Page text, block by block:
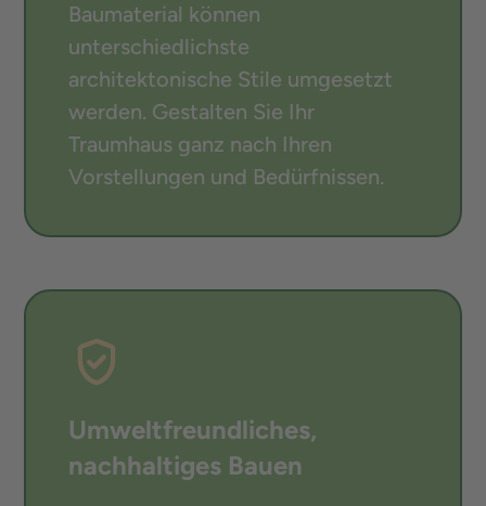
Baumaterial können
unterschiedlichste
architektonische Stile umgesetzt
werden. Gestalten Sie Ihr
Traumhaus ganz nach Ihren
Vorstellungen und Bedürfnissen.
Umweltfreundliches,
nachhaltiges Bauen